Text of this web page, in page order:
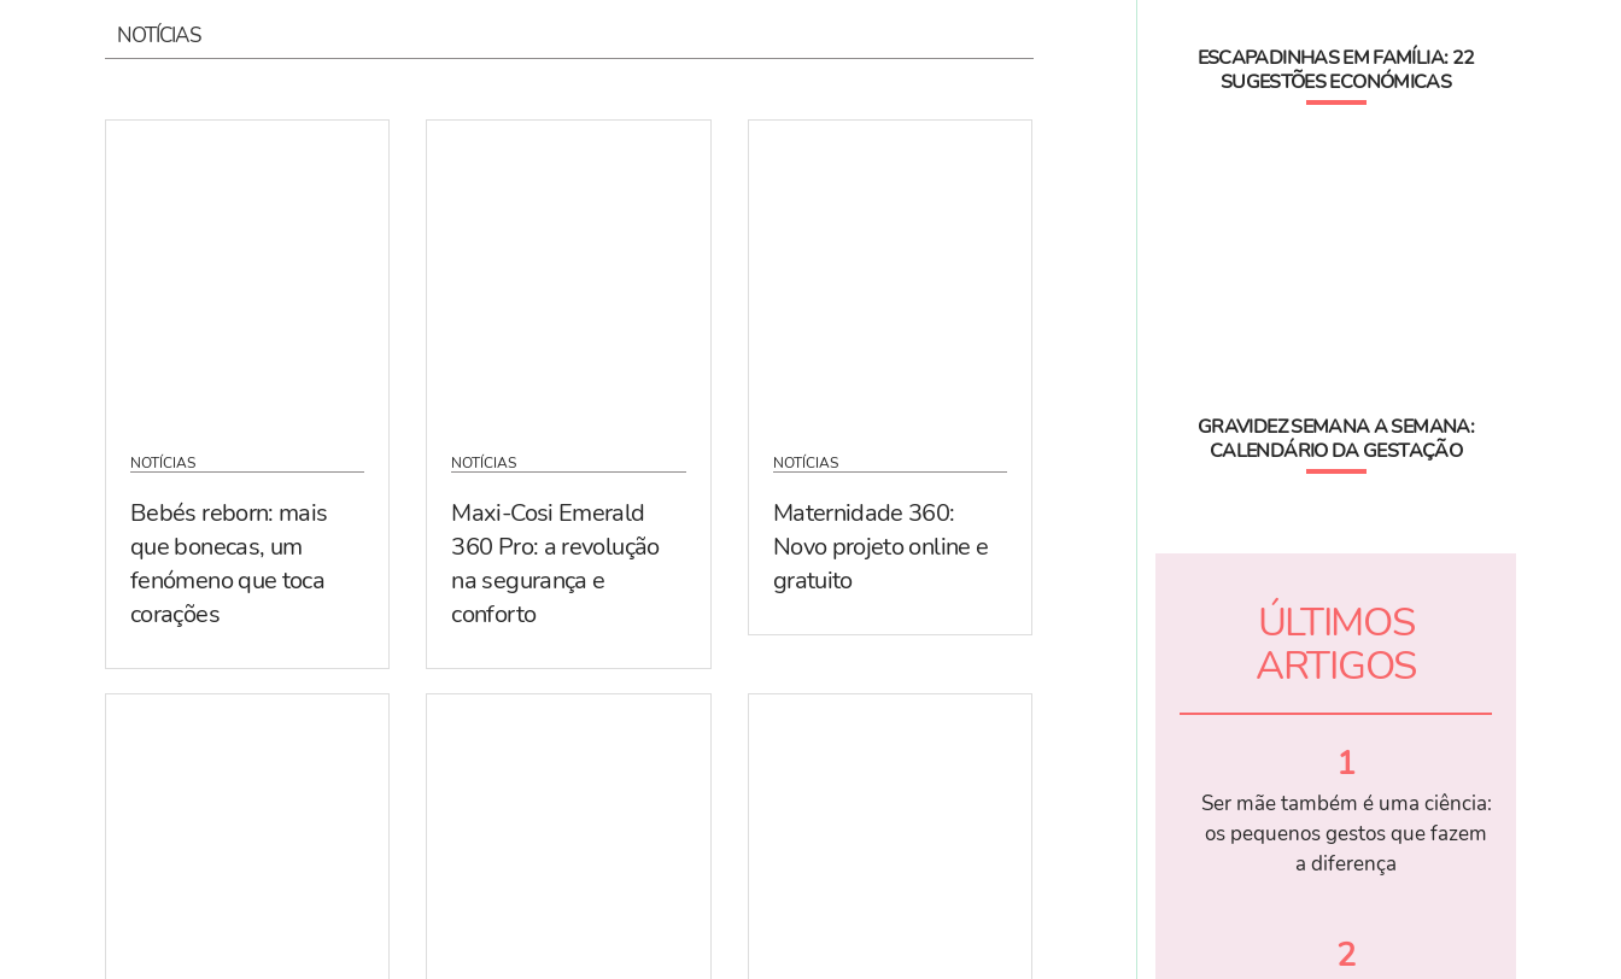
NOTÍCIAS
NOTÍCIAS
Bebés reborn: mais
que bonecas, um
fenómeno que toca
corações
NOTÍCIAS
Maxi-Cosi Emerald
360 Pro: a revolução
na segurança e
conforto
NOTÍCIAS
Maternidade 360:
Novo projeto online e
gratuito
ESCAPADINHAS EM FAMÍLIA: 22
SUGESTÕES ECONÓMICAS
GRAVIDEZ SEMANA A SEMANA:
CALENDÁRIO DA GESTAÇÃO
ÚLTIMOS
ARTIGOS
1
Ser mãe também é uma ciência:
os pequenos gestos que fazem
a diferença
2